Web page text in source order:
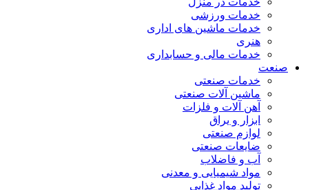
خدمات ورزشی
خدمات ماشین های اداری
هنری
خدمات مالی و حسابداری
صنعت
خدمات صنعتی
ماشین آلات صنعتی
آهن آلات و فلزات
ابزار و یراق
لوازم صنعتی
ضایعات صنعتی
آب و فاضلاب
مواد شیمیایی و معدنی
تولید مواد غذایی